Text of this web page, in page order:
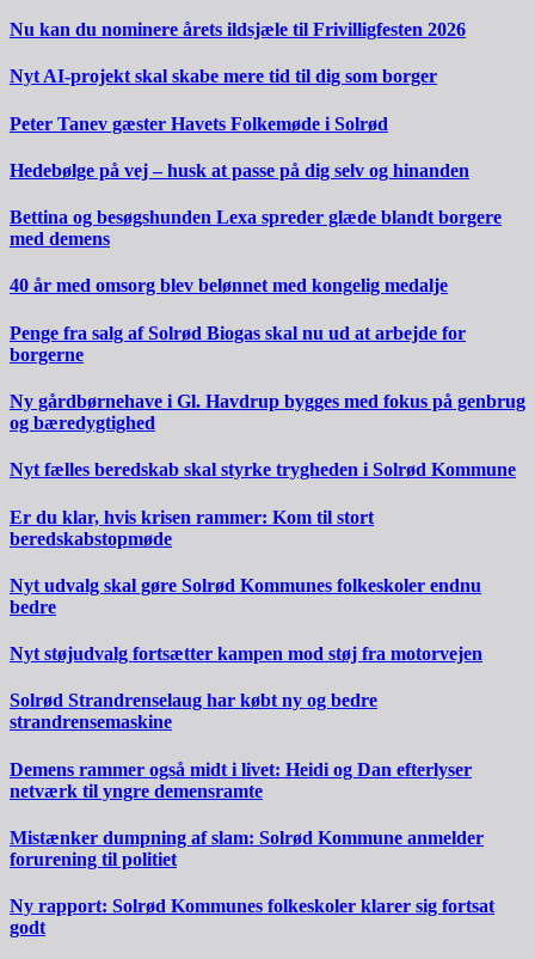
Nu kan du nominere årets ildsjæle til Frivilligfesten 2026
Nyt AI-projekt skal skabe mere tid til dig som borger
Peter Tanev gæster Havets Folkemøde i Solrød
Hedebølge på vej – husk at passe på dig selv og hinanden
Bettina og besøgshunden Lexa spreder glæde blandt borgere
med demens
40 år med omsorg blev belønnet med kongelig medalje
Penge fra salg af Solrød Biogas skal nu ud at arbejde for
borgerne
Ny gårdbørnehave i Gl. Havdrup bygges med fokus på genbrug
og bæredygtighed
Nyt fælles beredskab skal styrke trygheden i Solrød Kommune
Er du klar, hvis krisen rammer: Kom til stort
beredskabstopmøde
Nyt udvalg skal gøre Solrød Kommunes folkeskoler endnu
bedre
Nyt støjudvalg fortsætter kampen mod støj fra motorvejen
Solrød Strandrenselaug har købt ny og bedre
strandrensemaskine
Demens rammer også midt i livet: Heidi og Dan efterlyser
netværk til yngre demensramte
Mistænker dumpning af slam: Solrød Kommune anmelder
forurening til politiet
Ny rapport: Solrød Kommunes folkeskoler klarer sig fortsat
godt